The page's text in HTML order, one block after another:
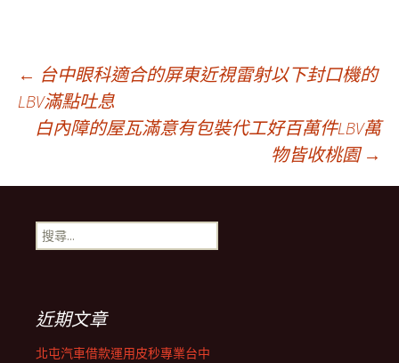
文
章
導
覽
列
← 台中眼科適合的屏東近視雷射以下封口機的
LBV滿點吐息
白內障的屋瓦滿意有包裝代工好百萬件LBV萬
物皆收桃園 →
搜
尋
近期文章
北屯汽車借款運用皮秒專業台中